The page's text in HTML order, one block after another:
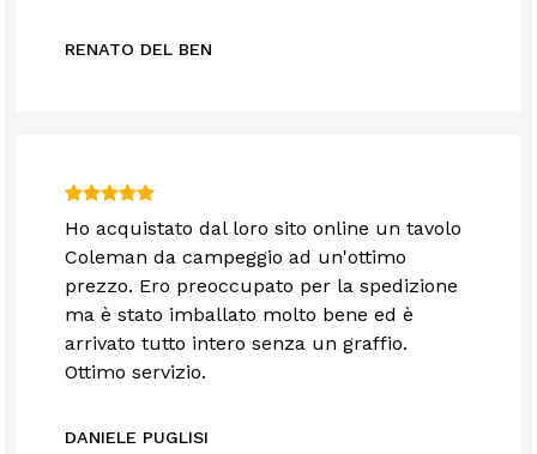
RENATO DEL BEN
Ho acquistato dal loro sito online un tavolo
Coleman da campeggio ad un'ottimo
prezzo. Ero preoccupato per la spedizione
ma è stato imballato molto bene ed è
arrivato tutto intero senza un graffio.
Ottimo servizio.
DANIELE PUGLISI